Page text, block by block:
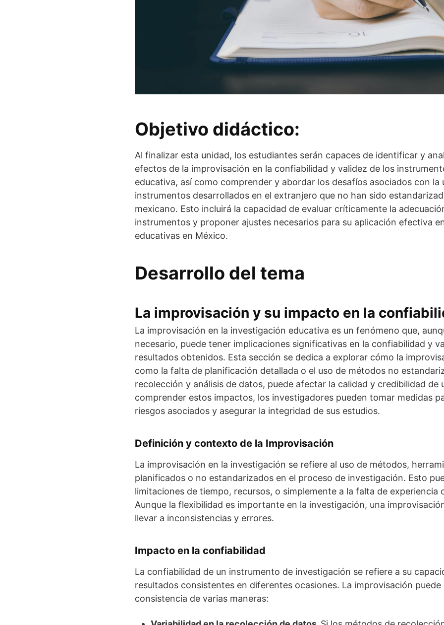
Objetivo didáctico:
Al finalizar esta unidad, los estudiantes serán capaces de identificar y
efectos de la improvisación en la confiabilidad y validez de los
educativa, así como comprender y abordar los desafíos asociados con la
instrumentos desarrollados en el extranjero que no han sido
mexicano. Esto incluirá la capacidad de evaluar críticamente la
instrumentos y proponer ajustes necesarios para su aplicación efectiva
educativas en México.
Desarrollo del tema
La improvisación y su impacto en la
La improvisación en la investigación educativa es un fenómeno que,
necesario, puede tener implicaciones significativas en la confiabilidad y
resultados obtenidos. Esta sección se dedica a explorar cómo la
como la falta de planificación detallada o el uso de métodos no
recolección y análisis de datos, puede afectar la calidad y credibilidad de
comprender estos impactos, los investigadores pueden tomar medidas
riesgos asociados y asegurar la integridad de sus estudios.
Definición y contexto de la Improvisación
La improvisación en la investigación se refiere al uso de métodos,
planificados o no estandarizados en el proceso de investigación. Esto
limitaciones de tiempo, recursos, o simplemente a la falta de experiencia
Aunque la flexibilidad es importante en la investigación, una
llevar a inconsistencias y errores.
Impacto en la confiabilidad
La confiabilidad de un instrumento de investigación se refiere a su
resultados consistentes en diferentes ocasiones. La improvisación
consistencia de varias maneras: